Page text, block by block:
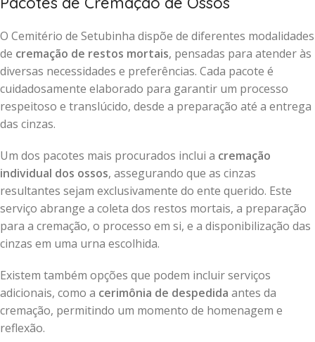
O Cemitério de Setubinha dispõe de diferentes modalidades
de cremação de restos mortais, pensadas para atender às
diversas necessidades e preferências. Cada pacote é
cuidadosamente elaborado para garantir um processo
respeitoso e translúcido, desde a preparação até a entrega
das cinzas.
Um dos pacotes mais procurados inclui a cremação
individual dos ossos, assegurando que as cinzas
resultantes sejam exclusivamente do ente querido. Este
serviço abrange a coleta dos restos mortais, a preparação
para a cremação, o processo em si, e a disponibilização das
cinzas em uma urna escolhida.
Existem também opções que podem incluir serviços
adicionais, como a cerimônia de despedida antes da
cremação, permitindo um momento de homenagem e
reflexão.